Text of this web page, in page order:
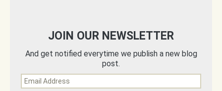
JOIN OUR NEWSLETTER
And get notified everytime we publish a new blog
post.